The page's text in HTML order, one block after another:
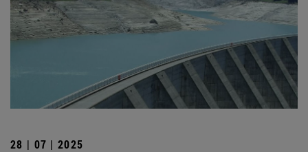
28 | 07 | 2025